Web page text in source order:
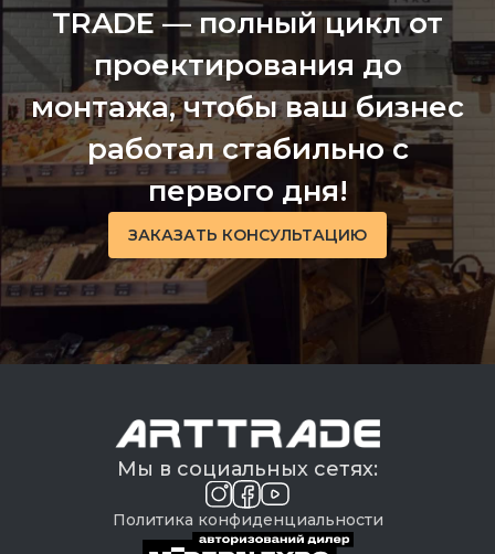
TRADE — полный цикл от
проектирования до
монтажа, чтобы ваш бизнес
работал стабильно с
первого дня!
ЗАКАЗАТЬ КОНСУЛЬТАЦИЮ
Мы в социальных сетях:
Политика конфиденциальности